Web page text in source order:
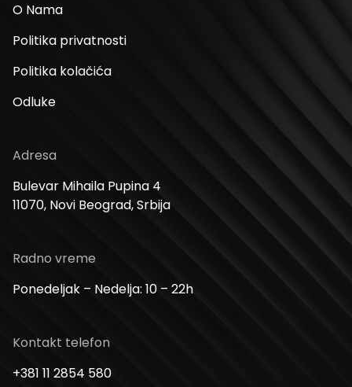
O Nama
Politika privatnosti
Politika kolačića
Odluke
Adresa
Bulevar Mihaila Pupina 4
11070, Novi Beograd, Srbija
Radno vreme
Ponedeljak – Nedelja: 10 – 22h
Kontakt telefon
+381 11 2854 580